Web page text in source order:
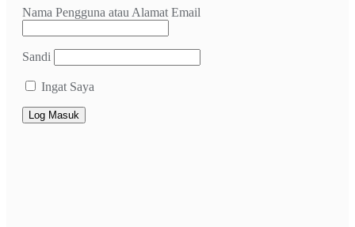
Nama Pengguna atau Alamat Email
Sandi
Ingat Saya